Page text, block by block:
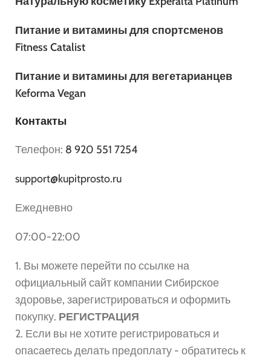
Питание и витамины для спортсменов
Fitness Catalist
Питание и витамины для вегетарианцев
Keforma Vegan
Контакты
Телефон: 8 920 551 7254
support@kupitprosto.ru
Ежедневно
07:00-22:00
1. Вы можете перейти по ссылке на
официальный сайт компании Сибирское
здоровье, зарегистрироваться и оформить
покупку. РЕГИСТРАЦИЯ
2. Если вы не хотите регистрироваться и
опасаетесь делать предоплату - обратитесь к